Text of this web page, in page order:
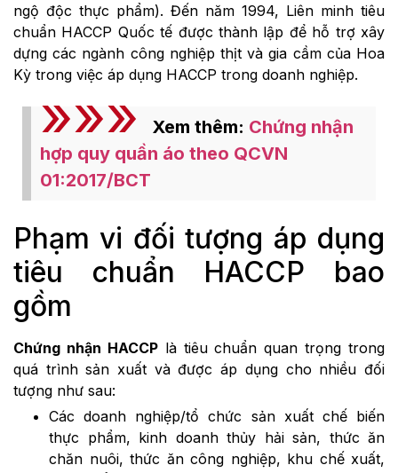
ngộ độc thực phẩm). Đến năm 1994, Liên minh tiêu
chuẩn HACCP Quốc tế được thành lập để hỗ trợ xây
dựng các ngành công nghiệp thịt và gia cầm của Hoa
Kỳ trong việc áp dụng HACCP trong doanh nghiệp.
Xem thêm: Chứng nhận
hợp quy quần áo theo QCVN
01:2017/BCT
Phạm vi đối tượng áp dụng
tiêu chuẩn HACCP bao
gồm
Chứng nhận HACCPlà tiêu chuẩn quan trọng trong
quá trình sản xuất và được áp dụng cho nhiều đối
tượng như sau:
Các doanh nghiệp/tổ chức sản xuất chế biến
thực phẩm, kinh doanh thủy hải sản, thức ăn
chăn nuôi, thức ăn công nghiệp, khu chế xuất,